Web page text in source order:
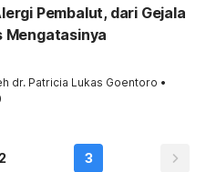
Pembalut, dari Gejala
Mengatasinya
dr. Patricia Lukas Goentoro •
2 3